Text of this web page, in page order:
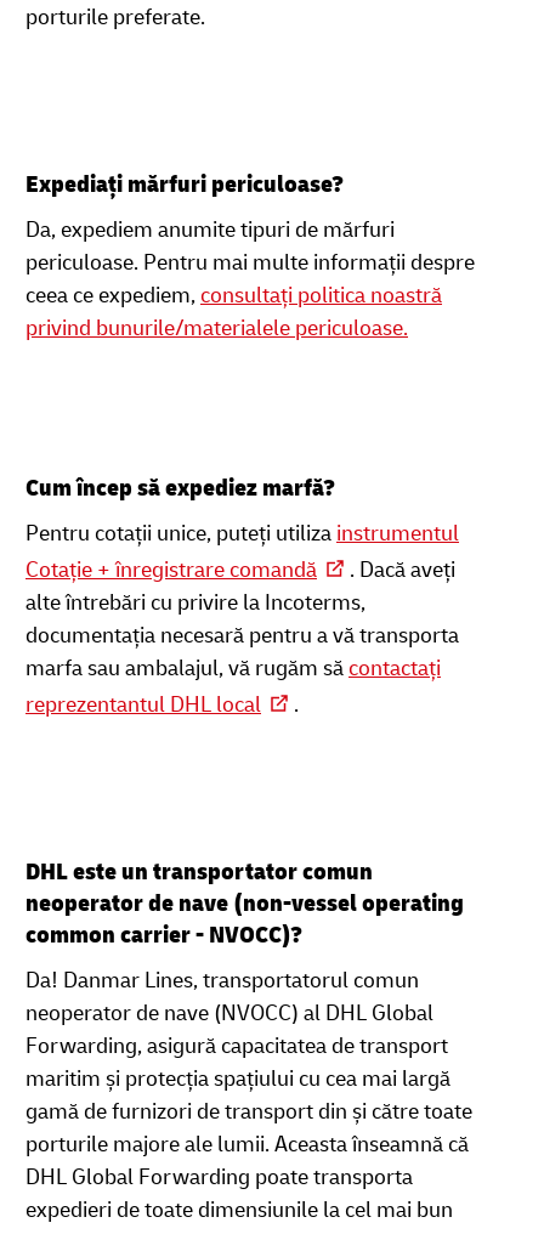
porturile preferate.
Expediați mărfuri periculoase?
Da, expediem anumite tipuri de mărfuri
periculoase. Pentru mai multe informații despre
ceea ce expediem, consultați politica noastră
privind bunurile/materialele periculoase.
Cum încep să expediez marfă?
Pentru cotații unice, puteți utiliza instrumentul
Cotație + înregistrare comandă
. Dacă aveți
alte întrebări cu privire la Incoterms,
documentația necesară pentru a vă transporta
marfa sau ambalajul, vă rugăm să contactați
reprezentantul DHL local
.
DHL este un transportator comun
neoperator de nave (non-vessel operating
common carrier - NVOCC)?
Da! Danmar Lines, transportatorul comun
neoperator de nave (NVOCC) al DHL Global
Forwarding, asigură capacitatea de transport
maritim și protecția spațiului cu cea mai largă
gamă de furnizori de transport din și către toate
porturile majore ale lumii. Aceasta înseamnă că
DHL Global Forwarding poate transporta
expedieri de toate dimensiunile la cel mai bun